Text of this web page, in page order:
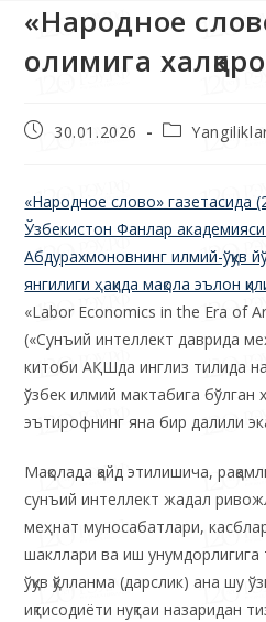
«Народное
олимига
30.01.2026
«Народное слово» газетасида
Ўзбекистон Фанлар
Абдурахмоновнинг илмий-ўқув
янгилиги ҳақида мақола эълон
«Labor Economics in the Era of
(«Сунъий интеллект даврида
китоби АҚШда инглиз тилида
ўзбек илмий мактабига бўлган
эътирофнинг яна бир далили
Мақолада қайд этилишича,
сунъий интеллект жадал
меҳнат муносабатлари,
шакллари ва иш унумдорлигига
ўқув қўлланма (дарслик) ана шу
иқтисодиёти нуқтаи назаридан